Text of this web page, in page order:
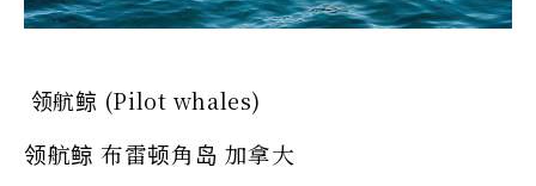
领航鲸 (Pilot whales)
领航鲸 布雷顿角岛 加拿大